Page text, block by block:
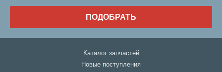
ПОДОБРАТЬ
Каталог запчастей
Новые поступления